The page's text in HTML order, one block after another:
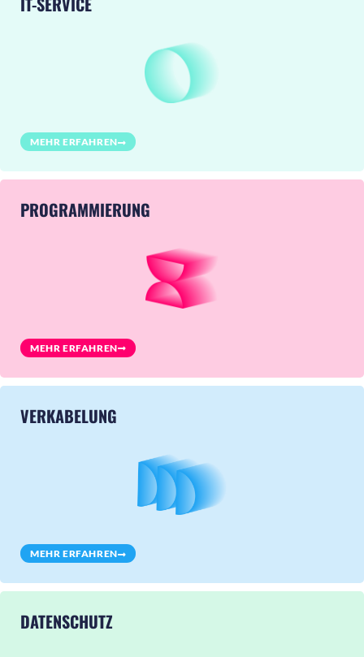
MEHR ERFAHREN
PROGRAMMIERUNG
MEHR ERFAHREN
VERKABELUNG
MEHR ERFAHREN
DATENSCHUTZ